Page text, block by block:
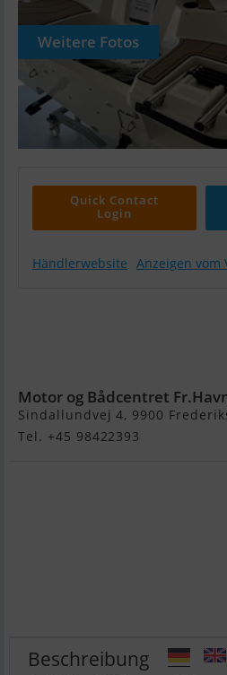
Weitere Fotos
Quick Contact
Login
Händlerwebsite Anzeigen vom
Motor og Bådcentret
Sindallundvej 4, 9900
Tel. +45 98422393
Beschreibung